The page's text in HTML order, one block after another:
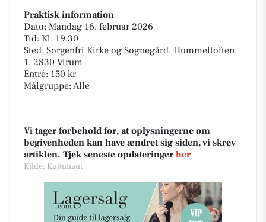
Praktisk information
Dato: Mandag 16. februar 2026
Tid: Kl. 19:30
Sted: Sorgenfri Kirke og Sognegård, Hummeltoften
1, 2830 Virum
Entré: 150 kr
Målgruppe: Alle
Vi tager forbehold for, at oplysningerne om
begivenheden kan have ændret sig siden, vi skrev
artiklen. Tjek seneste opdateringer her
Kilde: Kultunaut